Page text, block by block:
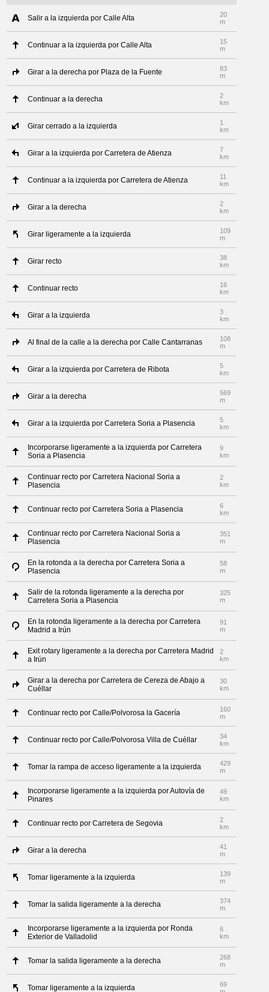
Salir a la izquierda por Calle Alta
20
m
Continuar a la izquierda por Calle Alta
15
m
Girar a la derecha por Plaza de la Fuente
83
m
Continuar a la derecha
2
km
Girar cerrado a la izquierda
1
km
Girar a la izquierda por Carretera de Atienza
7
km
Continuar a la izquierda por Carretera de Atienza
11
km
Girar a la derecha
2
km
Girar ligeramente a la izquierda
109
m
Girar recto
38
km
Continuar recto
16
km
Girar a la izquierda
3
km
Al final de la calle a la derecha por Calle Cantarranas
108
m
Girar a la izquierda por Carretera de Ribota
5
km
Girar a la derecha
569
m
Girar a la izquierda por Carretera Soria a Plasencia
5
km
Incorporarse ligeramente a la izquierda por Carretera
Soria a Plasencia
9
km
Continuar recto por Carretera Nacional Soria a
Plasencia
2
km
Continuar recto por Carretera Soria a Plasencia
6
km
Continuar recto por Carretera Nacional Soria a
Plasencia
351
m
En la rotonda a la derecha por Carretera Soria a
Plasencia
58
m
Salir de la rotonda ligeramente a la derecha por
Carretera Soria a Plasencia
325
m
En la rotonda ligeramente a la derecha por Carretera
Madrid a Irún
91
m
Exit rotary ligeramente a la derecha por Carretera Madrid
a Irún
2
km
Girar a la derecha por Carretera de Cereza de Abajo a
Cuéllar
30
km
Continuar recto por Calle/Polvorosa la Gacería
160
m
Continuar recto por Calle/Polvorosa Villa de Cuéllar
34
km
Tomar la rampa de acceso ligeramente a la izquierda
429
m
Incorporarse ligeramente a la izquierda por Autovía de
Pinares
49
km
Continuar recto por Carretera de Segovia
2
km
Girar a la derecha
41
m
Tomar ligeramente a la izquierda
139
m
Tomar la salida ligeramente a la derecha
374
m
Incorporarse ligeramente a la izquierda por Ronda
Exterior de Valladolid
6
km
Tomar la salida ligeramente a la derecha
268
m
Tomar ligeramente a la izquierda
69